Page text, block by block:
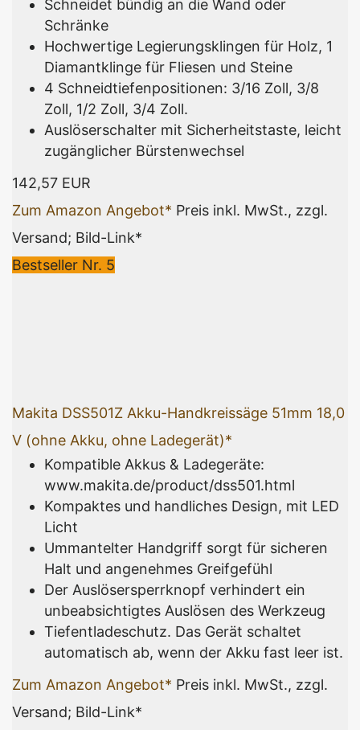
Schneidet bündig an die Wand oder
Schränke
Hochwertige Legierungsklingen für Holz, 1
Diamantklinge für Fliesen und Steine
4 Schneidtiefenpositionen: 3/16 Zoll, 3/8
Zoll, 1/2 Zoll, 3/4 Zoll.
Auslöserschalter mit Sicherheitstaste, leicht
zugänglicher Bürstenwechsel
142,57 EUR
Zum Amazon Angebot* Preis inkl. MwSt., zzgl.
Versand; Bild-Link*
Bestseller Nr. 5
Makita DSS501Z Akku-Handkreissäge 51mm 18,0
V (ohne Akku, ohne Ladegerät)*
Kompatible Akkus & Ladegeräte:
www.makita.de/product/dss501.html
Kompaktes und handliches Design, mit LED
Licht
Ummantelter Handgriff sorgt für sicheren
Halt und angenehmes Greifgefühl
Der Auslösersperrknopf verhindert ein
unbeabsichtigtes Auslösen des Werkzeug
Tiefentladeschutz. Das Gerät schaltet
automatisch ab, wenn der Akku fast leer ist.
Zum Amazon Angebot* Preis inkl. MwSt., zzgl.
Versand; Bild-Link*